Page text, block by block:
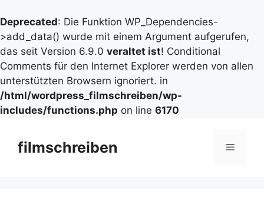
Deprecated: Die Funktion WP_Dependencies-
>add_data() wurde mit einem Argument aufgerufen,
das seit Version 6.9.0 veraltet ist! Conditional
Comments für den Internet Explorer werden von allen
unterstützten Browsern ignoriert. in
/html/wordpress_filmschreiben/wp-
includes/functions.php on line 6170
Inhalt
springen
filmschreiben Menü